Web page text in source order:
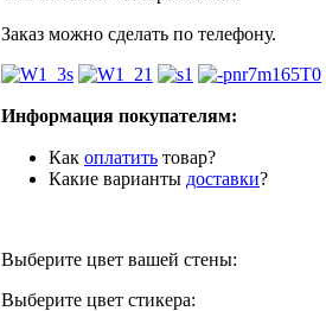
Заказ можно сделать по телефону.
Информация покупателям:
Как оплатить товар?
Какие варианты доставки?
Выберите цвет вашей стены:
Выберите цвет стикера: